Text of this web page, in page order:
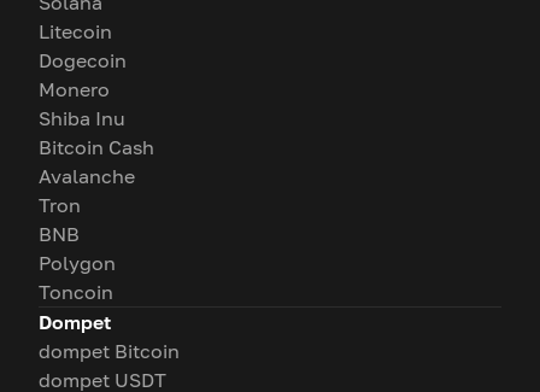
Litecoin
Dogecoin
Monero
Shiba Inu
Bitcoin Cash
Avalanche
Tron
BNB
Polygon
Toncoin
Dompet
dompet Bitcoin
dompet USDT